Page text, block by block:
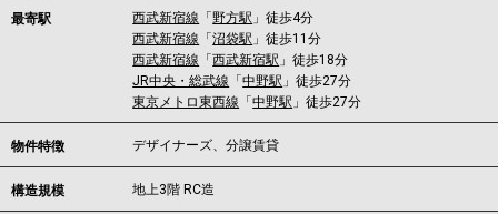
最寄駅 西武新宿線 「野方駅 」徒歩4分
西武新宿線 「沼袋駅 」徒歩11分
西武新宿線 「西武新宿駅 」徒歩18分
JR中央・総武線 「中野駅 」徒歩27分
東京メトロ東西線 「中野駅 」徒歩27分
物件特徴 デザイナーズ、分譲賃貸
構造規模 地上3階 RC造